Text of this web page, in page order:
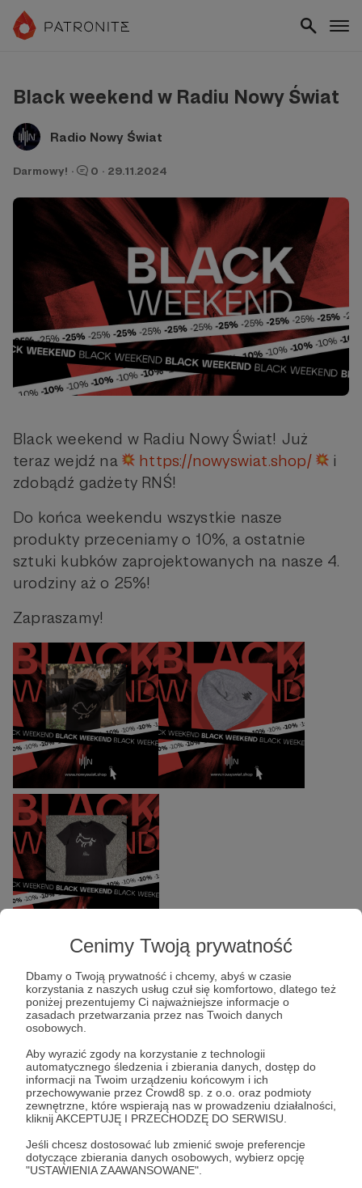
Cenimy Twoją prywatność
Dbamy o Twoją prywatność i chcemy, abyś w czasie
korzystania z naszych usług czuł się komfortowo, dlatego też
poniżej prezentujemy Ci najważniejsze informacje o
zasadach przetwarzania przez nas Twoich danych
osobowych.
Aby wyrazić zgody na korzystanie z technologii
automatycznego śledzenia i zbierania danych, dostęp do
informacji na Twoim urządzeniu końcowym i ich
przechowywanie przez Crowd8 sp. z o.o. oraz podmioty
zewnętrzne, które wspierają nas w prowadzeniu działalności,
kliknij AKCEPTUJĘ I PRZECHODZĘ DO SERWISU.
Jeśli chcesz dostosować lub zmienić swoje preferencje
dotyczące zbierania danych osobowych, wybierz opcję
"USTAWIENIA ZAAWANSOWANE".
Black weekend w Radiu Nowy Świat
Radio Nowy Świat
Darmowy! · 0 · 29.11.2024
Black weekend w Radiu Nowy Świat! Już
teraz wejdź na
https://nowyswiat.shop/
i
zdobądź gadżety RNŚ!
Do końca weekendu wszystkie nasze
produkty przeceniamy o 10%, a ostatnie
sztuki kubków zaprojektowanych na nasze 4.
urodziny aż o 25%!
Zapraszamy!